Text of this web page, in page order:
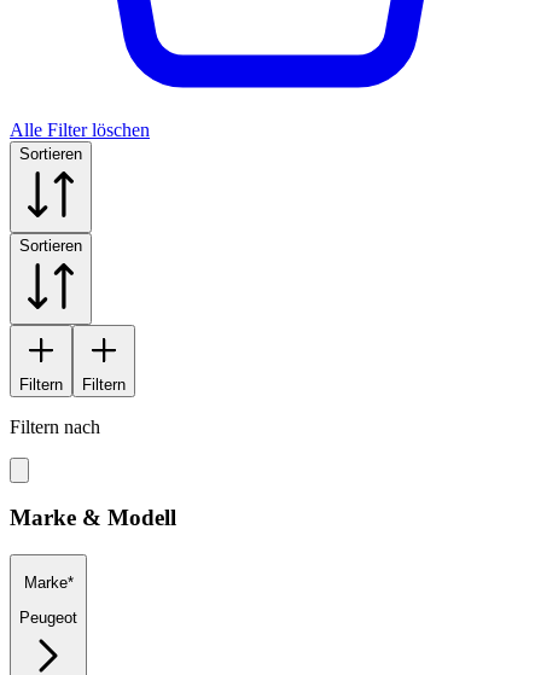
Alle Filter löschen
Sortieren
Sortieren
Filtern Filtern
Filtern nach
Marke & Modell
Marke*
Peugeot